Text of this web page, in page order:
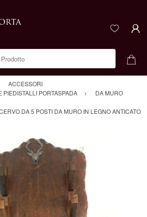
ACCESSORI
PIEDISTALLI PORTASPADA
DA MURO
DA 5 POSTI DA MURO IN LEGNO ANTICATO